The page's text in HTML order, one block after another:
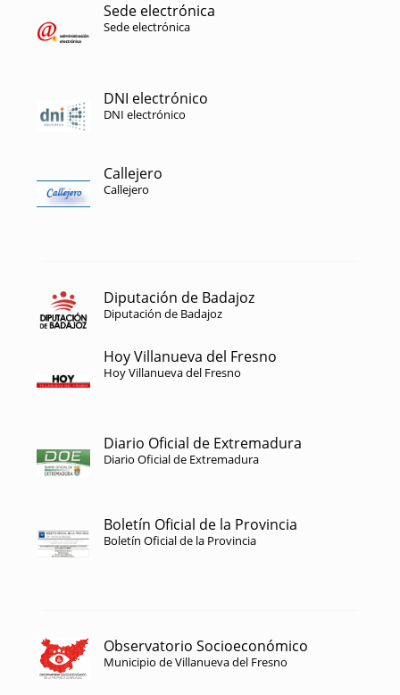
Sede electrónica
Sede electrónica
DNI electrónico
DNI electrónico
Callejero
Callejero
Diputación de Badajoz
Diputación de Badajoz
Hoy Villanueva del Fresno
Hoy Villanueva del Fresno
Diario Oficial de Extremadura
Diario Oficial de Extremadura
Boletín Oficial de la Provincia
Boletín Oficial de la Provincia
Observatorio Socioeconómico
Municipio de Villanueva del Fresno